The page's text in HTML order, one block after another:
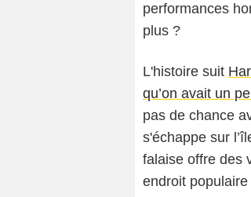
performances
plus ?
L'histoire suit
qu’on avait un
pas de chance
s'échappe sur
falaise offre des
endroit